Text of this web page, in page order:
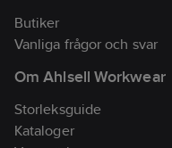
Butiker
Vanliga frågor och svar
Om Ahlsell Workwear
Storleksguide
Kataloger